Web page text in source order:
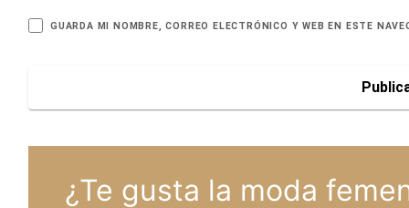
GUARDA MI NOMBRE, CORREO ELECTRÓNICO Y WEB EN ESTE
¿Te gusta la moda